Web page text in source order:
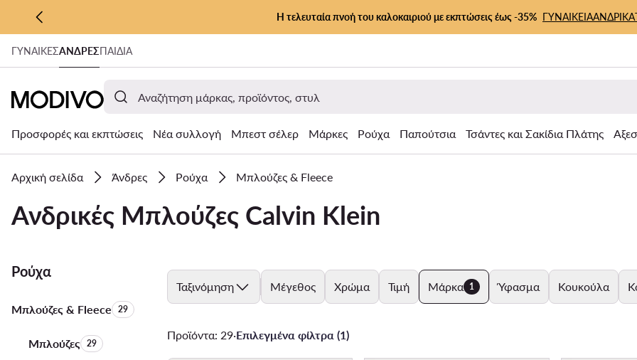
ΜΕΤΆΒΑΣΗ ΣΤΟ ΚΎΡΙΟ ΠΕΡΙΕΧΌΜΕΝΟ
ΜΕΤΆΒΑΣΗ ΣΤΗΝ ΑΝΑΖΉΤΗΣΗ
Η τελευταία πνοή του καλοκαιριού με εκπτώσεις έως -35% ΓΥΝΑΙΚΕΙΑΑΝΔΡΙΚΑ
ΓΥΝΑΊΚΕΣΑΝΔΡΕΣΠΑΙΔΙΑ
Προσφορές και εκπτώσεις Νέα συλλογή Μπεστ σέλερ Μάρκες Ρούχα Παπούτσια Τσάντες και Σακίδια Πλάτης
Αρχική σελίδα Άνδρες Ρούχα Μπλούζες & Fleece
Ανδρικές Μπλούζες Calvin Klein
Ρούχα
Μπλούζες & FleeceΑριθμός προϊόντων:
29
ΜπλούζεςΑριθμός προϊόντων:
29
Ταξινόμηση Μέγεθος Χρώμα Τιμή Μάρκα 1 Ύφασμα Κουκούλα
Προϊόντα: 29·Επιλεγμένα φίλτρα (1)